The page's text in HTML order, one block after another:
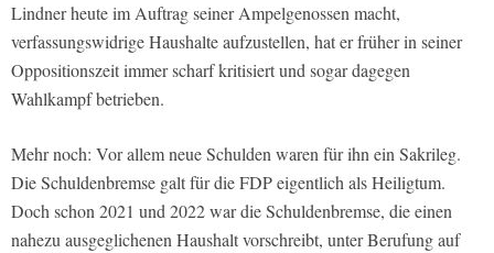
Lindner heute im Auftrag seiner Ampelgenossen macht,
verfassungswidrige Haushalte aufzustellen, hat er früher in seiner
Oppositionszeit immer scharf kritisiert und sogar dagegen
Wahlkampf betrieben.
Mehr noch: Vor allem neue Schulden waren für ihn ein Sakrileg.
Die Schuldenbremse galt für die FDP eigentlich als Heiligtum.
Doch schon 2021 und 2022 war die Schuldenbremse, die einen
nahezu ausgeglichenen Haushalt vorschreibt, unter Berufung auf